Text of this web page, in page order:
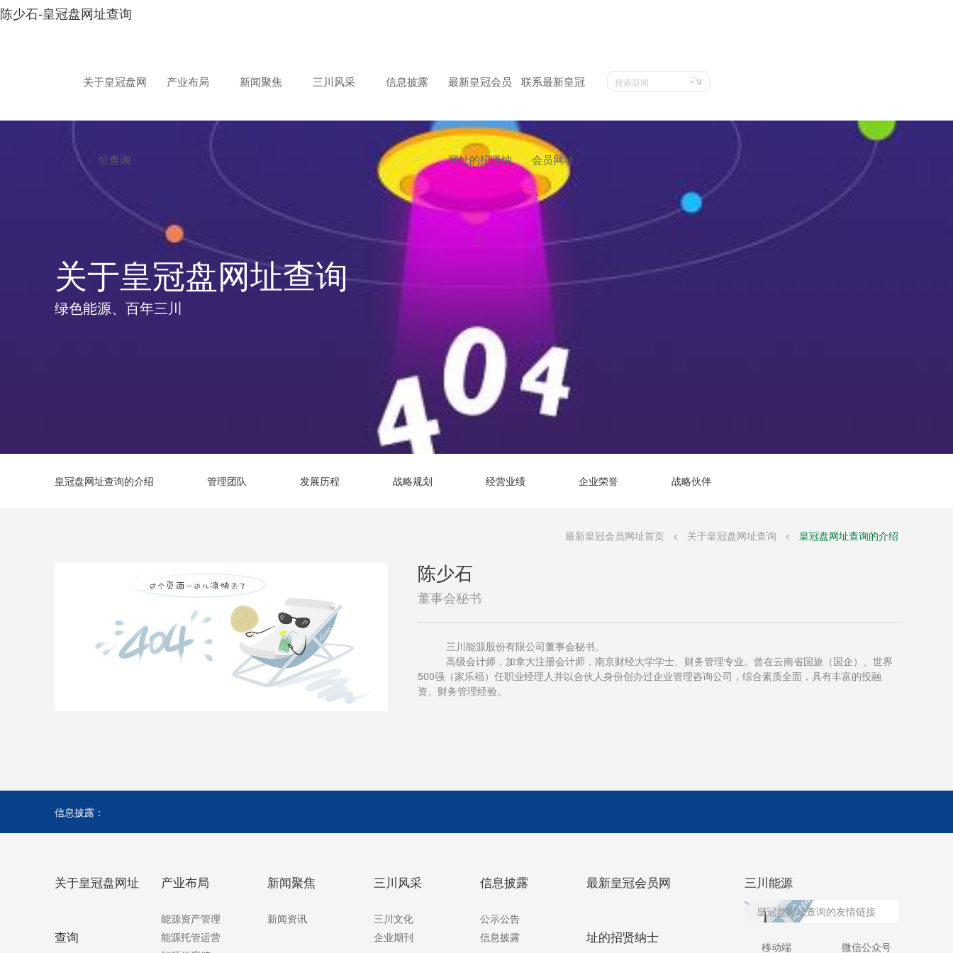
陈少石-皇冠盘网址查询
关于皇冠盘网
址查询
产业布局 新闻聚焦 三川风采 信息披露 最新皇冠会员
网址的招贤纳
士
联系最新皇冠
会员网址
关于皇冠盘网址查询
绿色能源、百年三川
皇冠盘网址查询的介绍 管理团队 发展历程 战略规划 经营业绩 企业荣誉 战略伙伴
最新皇冠会员网址首页 < 关于皇冠盘网址查询 < 皇冠盘网址查询的介绍
陈少石
董事会秘书
三川能源股份有限公司董事会秘书。
高级会计师，加拿大注册会计师，南京财经大学学士、财务管理专业。曾在云南省国旅（国企）、世界
500强（家乐福）任职业经理人并以合伙人身份创办过企业管理咨询公司，综合素质全面，具有丰富的投融
资、财务管理经验。
信息披露：
关于皇冠盘网址
查询
产业布局
能源资产管理
能源托管运营
新闻聚焦
新闻资讯
三川风采
三川文化
企业期刊
信息披露
公示公告
信息披露
最新皇冠会员网
址的招贤纳士
三川能源
皇冠盘网址查询的友情链接
微信公众号
移动端